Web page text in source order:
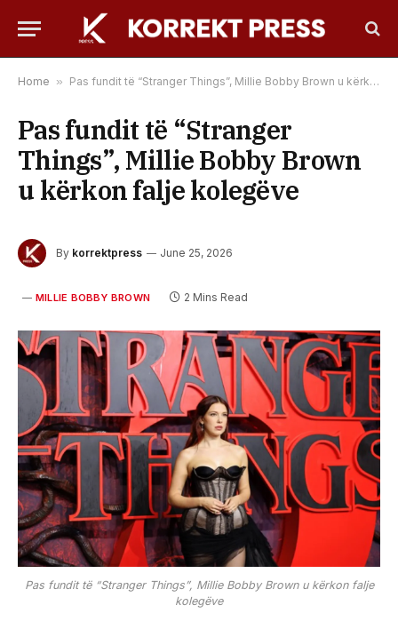
Home » Pas fundit të “Stranger Things”, Millie Bobby Brown u kërkon falje kolegëve
Pas fundit të “Stranger
Things”, Millie Bobby Brown
u kërkon falje kolegëve
By korrektpress June 25, 2026
MILLIE BOBBY BROWN 2 Mins Read
Pas fundit të “Stranger Things”, Millie Bobby Brown u kërkon falje
kolegëve